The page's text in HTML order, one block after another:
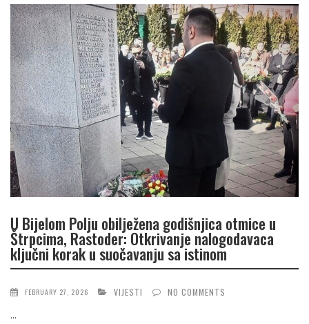
U Bijelom Polju obilježena godišnjica otmice u
Štrpcima, Rastoder: Otkrivanje nalogodavaca
ključni korak u suočavanju sa istinom
FEBRUARY 27, 2026 VIJESTI NO COMMENTS
...